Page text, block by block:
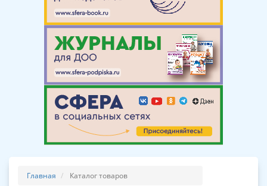
Главная Каталог товаров